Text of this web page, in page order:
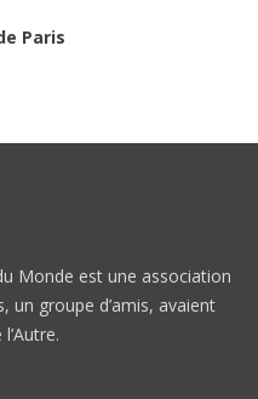
Paris
Monde est une association
un groupe d’amis, avaient